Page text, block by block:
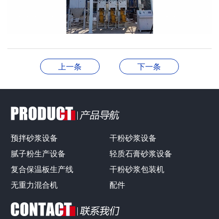
上一条 下一条
预拌砂浆设备
干粉砂浆设备
腻子粉生产设备
轻质石膏砂浆设备
复合保温板生产线
干粉砂浆包装机
无重力混合机
配件